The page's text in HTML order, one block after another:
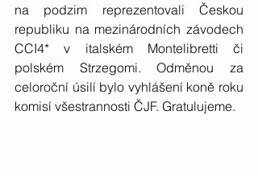
na podzim reprezentovali Českou
republiku na mezinárodních závodech
CCI4* v italském Montelibretti či
polském Strzegomi. Odměnou za
celoroční úsilí bylo vyhlášení koně roku
komisí všestrannosti ČJF. Gratulujeme.